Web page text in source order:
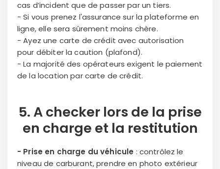
cas d’incident que de passer par un tiers.
- Si vous prenez l'assurance sur la plateforme en
ligne, elle sera sûrement moins chère.
- Ayez une carte de crédit avec autorisation
pour débiter la caution (plafond).
- La majorité des opérateurs exigent le paiement
de la location par carte de crédit.
5. A checker lors de la prise
en charge et la restitution
- Prise en charge du véhicule : contrôlez le
niveau de carburant, prendre en photo extérieur